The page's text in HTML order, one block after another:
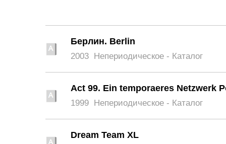
Берлин. Berlin
2003 Непериодическое - Каталог
Act 99. Ein temporaeres Netzwerk
1999 Непериодическое - Каталог
Dream Team XL